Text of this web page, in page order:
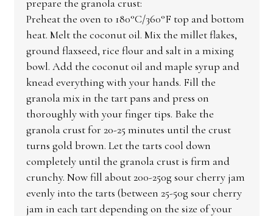
prepare the granola crust:
Preheat the oven to 180°C/360°F top and bottom
heat. Melt the coconut oil. Mix the millet flakes,
ground flaxseed, rice flour and salt in a mixing
bowl. Add the coconut oil and maple syrup and
knead everything with your hands. Fill the
granola mix in the tart pans and press on
thoroughly with your finger tips. Bake the
granola crust for 20-25 minutes until the crust
turns gold brown. Let the tarts cool down
completely until the granola crust is firm and
crunchy. Now fill about 200-250g sour cherry jam
evenly into the tarts (between 25-50g sour cherry
jam in each tart depending on the size of your